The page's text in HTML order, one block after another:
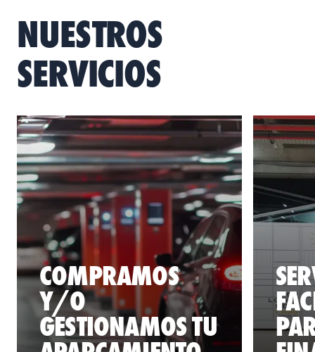
NUESTROS
SERVICIOS
COMPRAMOS
Y/O
GESTIONAMOS TU